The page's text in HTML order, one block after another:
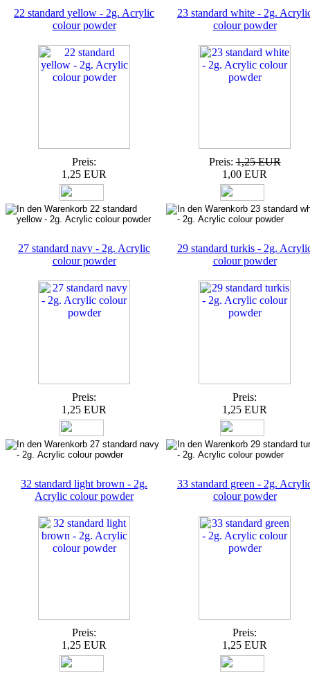
22 standard yellow - 2g. Acrylic
colour powder
Preis:
1,25 EUR
23 standard white - 2g.
colour powder
Preis: 1,25 EUR
1,00 EUR
27 standard navy - 2g. Acrylic
colour powder
Preis:
1,25 EUR
29 standard turkis - 2g.
colour powder
Preis:
1,25 EUR
32 standard light brown - 2g.
Acrylic colour powder
Preis:
1,25 EUR
33 standard green - 2g.
colour powder
Preis:
1,25 EUR